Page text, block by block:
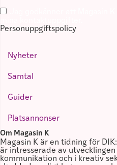
Personuppgiftspolicy
Nyheter
Samtal
Guider
Platsannonser
Om Magasin K
Magasin K är en tidning för
är intresserade av
kommunikation och i kreativ